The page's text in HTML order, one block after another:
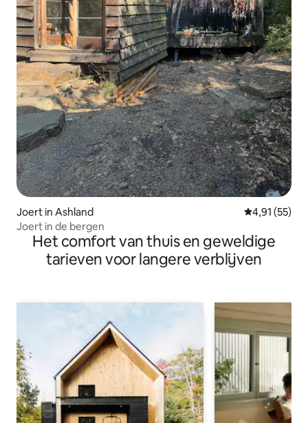
Joert in Ashland Gemiddelde
4,91 (55)
Joert in de bergen
Het comfort van thuis en geweldige
tarieven voor langere verblijven